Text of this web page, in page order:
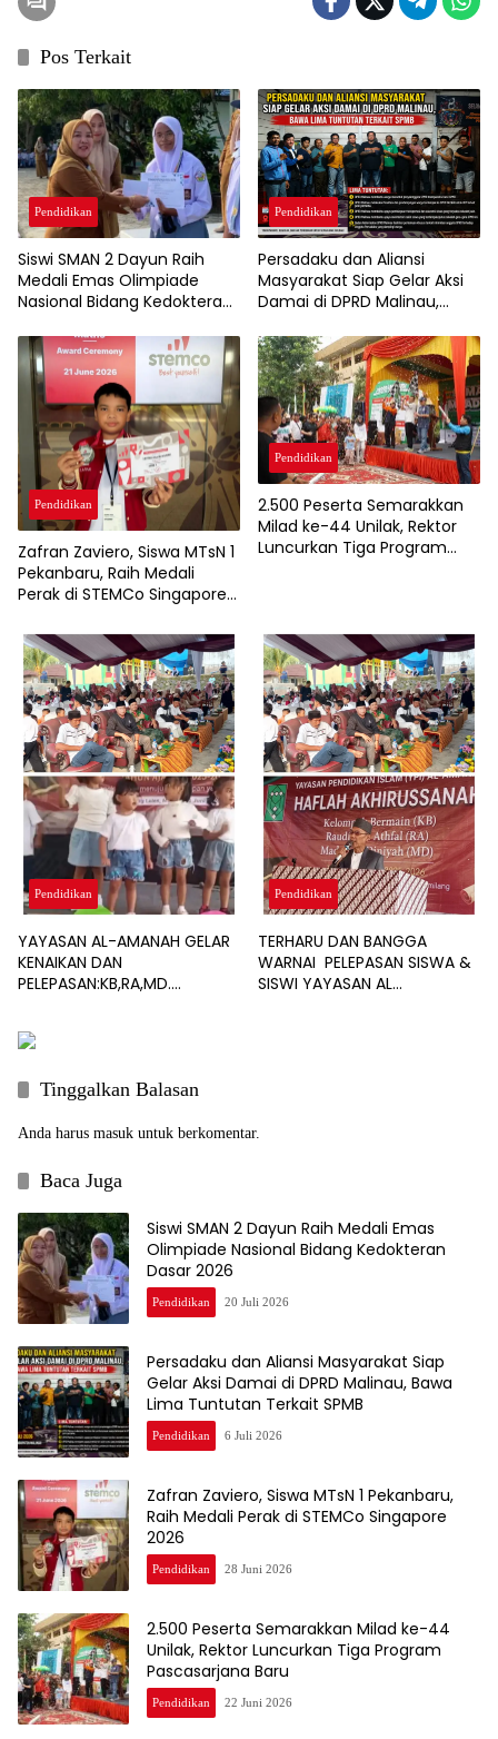
Pos Terkait
Pendidikan
Siswi SMAN 2 Dayun Raih
Medali Emas Olimpiade
Nasional Bidang Kedokteran
Pendidikan
Persadaku dan Aliansi
Masyarakat Siap Gelar Aksi
Damai di DPRD Malinau,
SPMB
Pendidikan
Zafran Zaviero, Siswa MTsN 1
Pekanbaru, Raih Medali
Perak di STEMCo Singapore
Pendidikan
2.500 Peserta Semarakkan
Milad ke-44 Unilak, Rektor
Luncurkan Tiga Program
Pendidikan
YAYASAN AL-AMANAH GELAR
KENAIKAN DAN
PELEPASAN:KB,RA,MD.
Pendidikan
TERHARU DAN BANGGA
WARNAI PELEPASAN SISWA &
SISWI YAYASAN AL
Tinggalkan Balasan
Anda harus masuk untuk berkomentar.
Baca Juga
Siswi SMAN 2 Dayun Raih Medali Emas
Olimpiade Nasional Bidang Kedokteran
Dasar 2026
Pendidikan 20 Juli 2026
Persadaku dan Aliansi Masyarakat Siap
Gelar Aksi Damai di DPRD Malinau, Bawa
Lima Tuntutan Terkait SPMB
Pendidikan 6 Juli 2026
Zafran Zaviero, Siswa MTsN 1 Pekanbaru,
Raih Medali Perak di STEMCo Singapore
2026
Pendidikan 28 Juni 2026
2.500 Peserta Semarakkan Milad ke-44
Unilak, Rektor Luncurkan Tiga Program
Pascasarjana Baru
Pendidikan 22 Juni 2026